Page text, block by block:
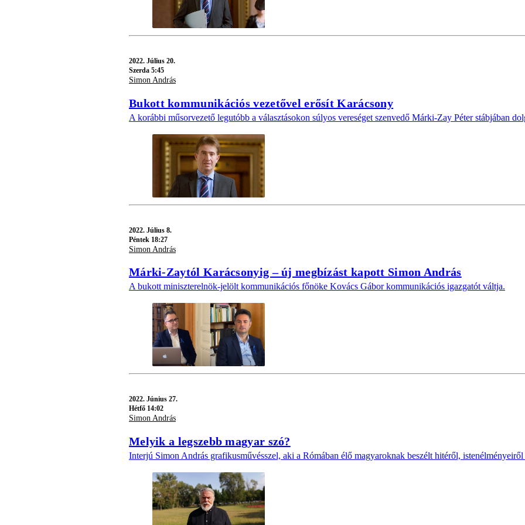
2022. Július 20.
Szerda 5:45
Simon András
Bukott kommunikációs vezetővel erősít Karácsony
A korábbi műsorvezető legutóbb a választásokon súlyos vereséget szenvedő Márki-Zay Péter stábjában
2022. Július 8.
Péntek 18:27
Simon András
Márki-Zaytól Karácsonyig – új megbízást kapott Simon András
A bukott miniszterelnök-jelölt kommunikációs főnöke Kovács Gábor kommunikációs igazgatót váltja.
2022. Június 27.
Hétfő 14:02
Simon András
Melyik a legszebb magyar szó?
Interjú Simon András grafikusművésszel, aki a Rómában élő magyaroknak beszélt hitéről, istenélményeiről